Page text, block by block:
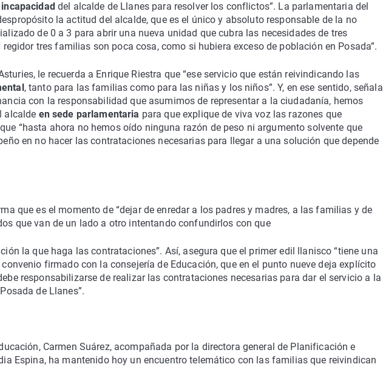
incapacidad del alcalde de Llanes para resolver los conflictos”. La parlamentaria del
la actitud del alcalde, que es el único y absoluto responsable de la no
de 0 a 3 para abrir una nueva unidad que cubra las necesidades de tres
tres familias son poca cosa, como si hubiera exceso de población en Posada”.
le recuerda a Enrique Riestra que “ese servicio que están reivindicando las
, tanto para las familias como para las niñas y los niños”. Y, en ese sentido, señala
con la responsabilidad que asumimos de representar a la ciudadanía, hemos
alcalde en sede parlamentaria para que explique de viva voz las razones que
“hasta ahora no hemos oído ninguna razón de peso ni argumento solvente que
en no hacer las contrataciones necesarias para llegar a una solución que depende
que es el momento de “dejar de enredar a los padres y madres, a las familias y de
que van de un lado a otro intentando confundirlos con que
la que haga las contrataciones”. Así, asegura que el primer edil llanisco “tiene una
firmado con la consejería de Educación, que en el punto nueve deja explícito
responsabilizarse de realizar las contrataciones necesarias para dar el servicio a la
de Llanes”.
Carmen Suárez, acompañada por la directora general de Planificación e
Espina, ha mantenido hoy un encuentro telemático con las familias que reivindican